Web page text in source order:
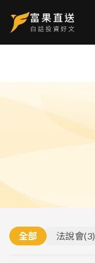
全部 法說會(3)